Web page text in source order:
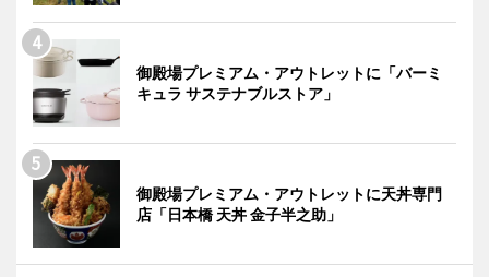
御殿場プレミアム・アウトレットに「バーミ
キュラ サステナブルストア」
御殿場プレミアム・アウトレットに天丼専門
店「日本橋 天丼 金子半之助」